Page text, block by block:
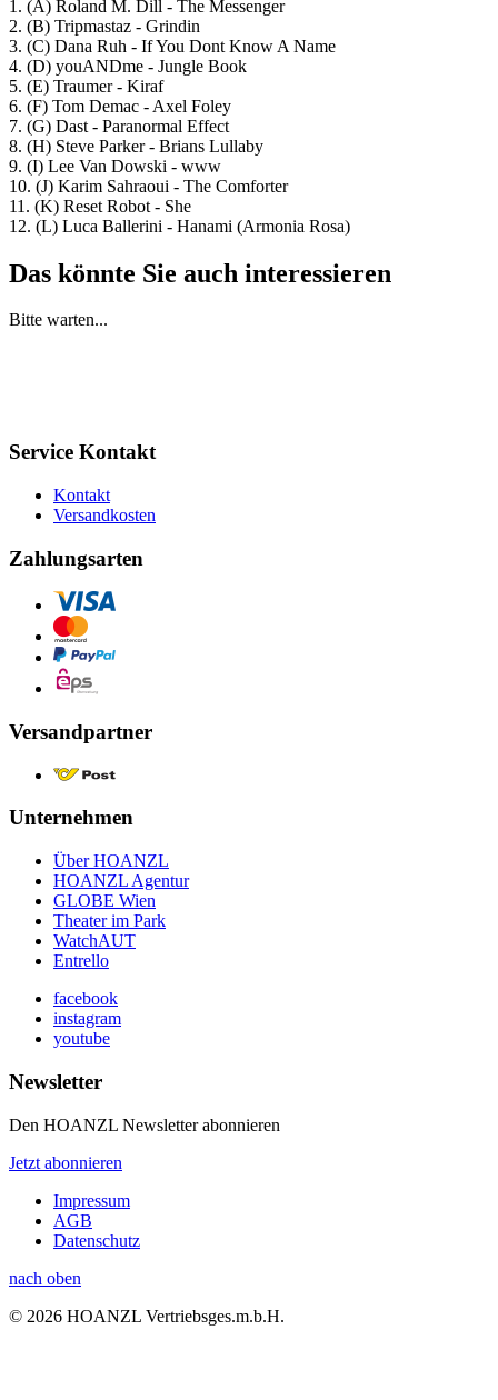
1. (A) Roland M. Dill - The Messenger
2. (B) Tripmastaz - Grindin
3. (C) Dana Ruh - If You Dont Know A Name
4. (D) youANDme - Jungle Book
5. (E) Traumer - Kiraf
6. (F) Tom Demac - Axel Foley
7. (G) Dast - Paranormal Effect
8. (H) Steve Parker - Brians Lullaby
9. (I) Lee Van Dowski - www
10. (J) Karim Sahraoui - The Comforter
11. (K) Reset Robot - She
12. (L) Luca Ballerini - Hanami (Armonia Rosa)
Das könnte Sie auch interessieren
Bitte warten...
Service Kontakt
Kontakt
Versandkosten
Zahlungsarten
Versandpartner
Unternehmen
Über HOANZL
HOANZL Agentur
GLOBE Wien
Theater im Park
WatchAUT
Entrello
facebook
instagram
youtube
Newsletter
Den HOANZL Newsletter abonnieren
Jetzt abonnieren
Impressum
AGB
Datenschutz
nach oben
© 2026 HOANZL Vertriebsges.m.b.H.